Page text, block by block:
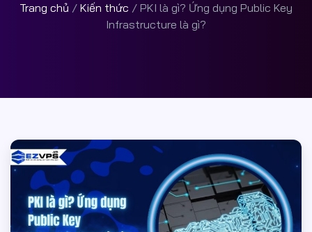
Trang chủ / Kiến thức / PKI là gì? Ứng dụng Public Key
Infrastructure là gì?